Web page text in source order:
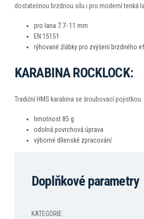
dostatečnou brzdnou sílu i pro moderní tenká
pro lana 7.7- 11 mm
EN 15151
rýhované žlábky pro zvýšení brzdného
KARABINA ROCKLOCK:
Tradiční HMS karabina se šroubovací pojistkou.
hmotnost 85 g
odolná povrchová úprava
výborné dílenské zpracování
Doplňkové parametry
KATEGORIE: